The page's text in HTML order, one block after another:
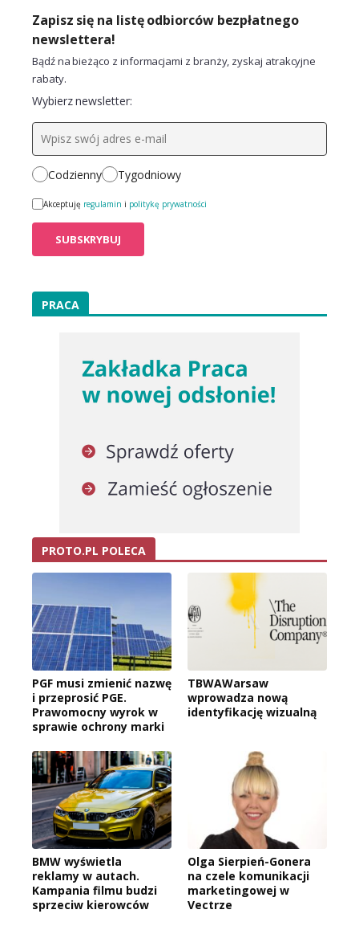
Zapisz się na listę odbiorców bezpłatnego
newslettera!
Bądź na bieżąco z informacjami z branży, zyskaj atrakcyjne
rabaty.
Wybierz newsletter:
Codzienny Tygodniowy
Akceptuję regulamin i politykę prywatności
PRACA
PROTO.PL POLECA
PGF musi zmienić nazwę
i przeprosić PGE.
Prawomocny wyrok w
sprawie ochrony marki
TBWAWarsaw
wprowadza nową
identyfikację wizualną
BMW wyświetla
reklamy w autach.
Kampania filmu budzi
sprzeciw kierowców
Olga Sierpień-Gonera
na czele komunikacji
marketingowej w
Vectrze